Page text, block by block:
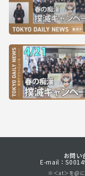
お問い
E-mail：
※＜at＞を@に